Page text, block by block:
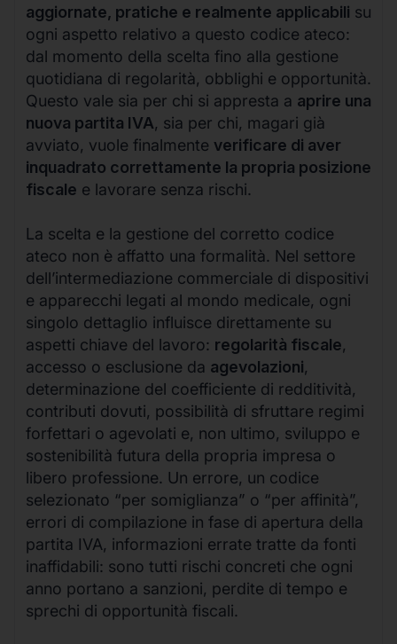
aggiornate, pratiche e realmente applicabili su
ogni aspetto relativo a questo codice ateco:
dal momento della scelta fino alla gestione
quotidiana di regolarità, obblighi e opportunità.
Questo vale sia per chi si appresta a aprire una
nuova partita IVA, sia per chi, magari già
avviato, vuole finalmente verificare di aver
inquadrato correttamente la propria posizione
fiscale e lavorare senza rischi.
La scelta e la gestione del corretto codice
ateco non è affatto una formalità. Nel settore
dell’intermediazione commerciale di dispositivi
e apparecchi legati al mondo medicale, ogni
singolo dettaglio influisce direttamente su
aspetti chiave del lavoro: regolarità fiscale,
accesso o esclusione da agevolazioni,
determinazione del coefficiente di redditività,
contributi dovuti, possibilità di sfruttare regimi
forfettari o agevolati e, non ultimo, sviluppo e
sostenibilità futura della propria impresa o
libero professione. Un errore, un codice
selezionato “per somiglianza” o “per affinità”,
errori di compilazione in fase di apertura della
partita IVA, informazioni errate tratte da fonti
inaffidabili: sono tutti rischi concreti che ogni
anno portano a sanzioni, perdite di tempo e
sprechi di opportunità fiscali.